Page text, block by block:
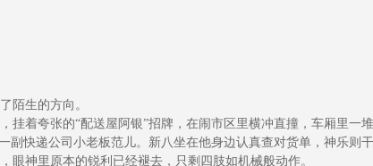
陌生的方向。
着夸张的“配送屋阿银”招牌，在闹市区里横冲直撞，车厢里一
快递公司小老板范儿。新八坐在他身边认真查对货单，神乐则
神里原本的锐利已经褪去，只剩四肢如机械般动作。